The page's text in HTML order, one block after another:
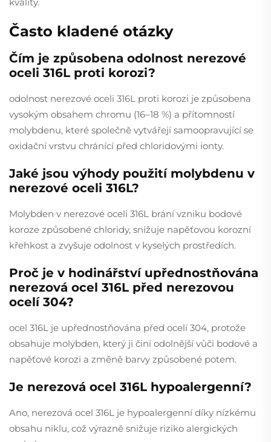
Často kladené otázky
Čím je způsobena odolnost nerezové
oceli 316L proti korozi?
odolnost nerezové oceli 316L proti korozi je způsobena
vysokým obsahem chromu (16–18 %) a přítomností
molybdenu, které společně vytvářejí samoopravující se
oxidační vrstvu chránící před chloridovými ionty.
Jaké jsou výhody použití molybdenu v
nerezové oceli 316L?
Molybden v nerezové oceli 316L brání vzniku bodové
koroze způsobené chloridy, snižuje napěťovou korozní
křehkost a zvyšuje odolnost v kyselých prostředích.
Proč je v hodinářství upřednostňována
nerezová ocel 316L před nerezovou
ocelí 304?
ocel 316L je upřednostňována před ocelí 304, protože
obsahuje molybden, který ji činí odolnější vůči bodové a
napěťové korozi a změně barvy způsobené potem.
Je nerezová ocel 316L hypoalergenní?
Ano, nerezová ocel 316L je hypoalergenní díky nízkému
obsahu niklu, což výrazně snižuje riziko alergických